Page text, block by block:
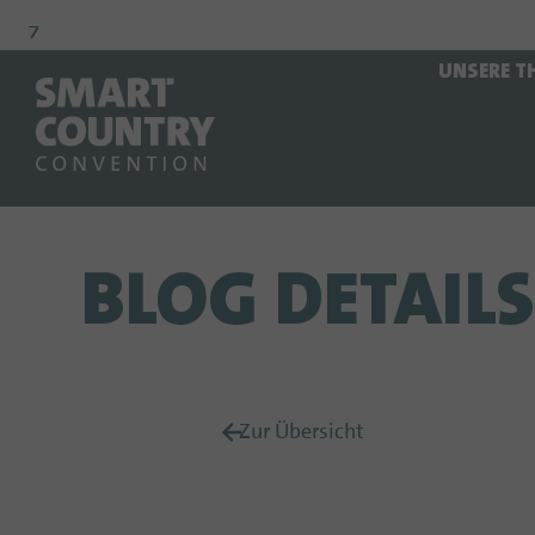
Zur
Navigation Suche
UNSERE
BLOG DETAILS
Zur Übersicht